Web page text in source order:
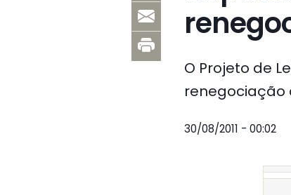
O Projeto de
renegociação
30/08/2011 - 00:02